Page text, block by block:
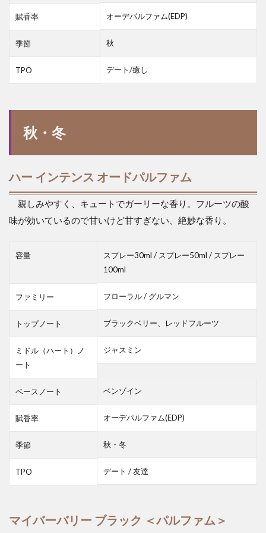
賦香率 オーデパルファム(EDP)
季節 秋
TPO デート/癒し
秋・冬
ハー インテンス オードパルファム
親しみやすく、キュートでガーリーな香り。フルーツの酸
味が効いているので甘いけど甘すぎない、絶妙な香り。
容量
スプレー30ml / スプレー50ml / スプレー
100ml
ファミリー フローラル / グルマン
トップノート ブラックベリー、レッドフルーツ
ミドル（ハート）ノ
ート
ジャスミン
ベースノート ベンゾイン
賦香率 オーデパルファム(EDP)
季節 秋・冬
TPO デート / 友達
マイバーバリー ブラック ＜パルファム＞